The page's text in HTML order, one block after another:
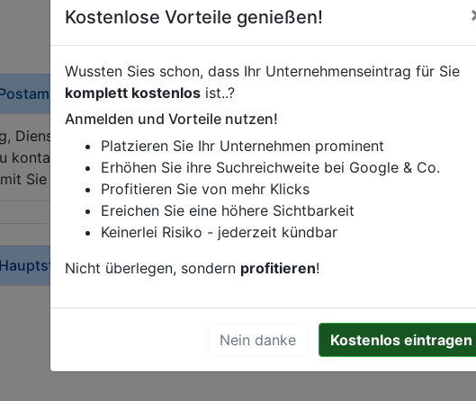
Dienstleistung oder andere relevante Informationen hinzufügen?
kontaktieren. Gerne erweitern wir Ihren Firmeneintrag um
Sie sich von Ihren Wettbewerbern abheben.
14 inHamburg
Kostenlose Vorteile genießen!
Wussten Sies schon, dass Ihr Unternehmenseintrag für Sie
komplett kostenlos ist..?
Anmelden und Vorteile nutzen!
Platzieren Sie Ihr Unternehmen prominent
Erhöhen Sie ihre Suchreichweite bei Google & Co.
Profitieren Sie von mehr Klicks
Ereichen Sie eine höhere Sichtbarkeit
Keinerlei Risiko - jederzeit kündbar
Nicht überlegen, sondern profitieren!
Nein danke Kostenlos eintragen